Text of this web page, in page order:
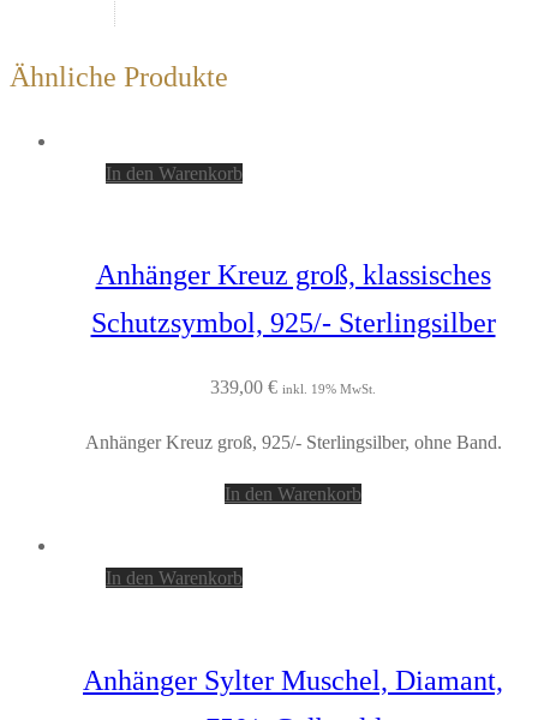
Ähnliche Produkte
In den Warenkorb
Anhänger Kreuz groß, klassisches
Schutzsymbol, 925/- Sterlingsilber
339,00 € inkl. 19% MwSt.
Anhänger Kreuz groß, 925/- Sterlingsilber, ohne Band.
In den Warenkorb
In den Warenkorb
Anhänger Sylter Muschel, Diamant,